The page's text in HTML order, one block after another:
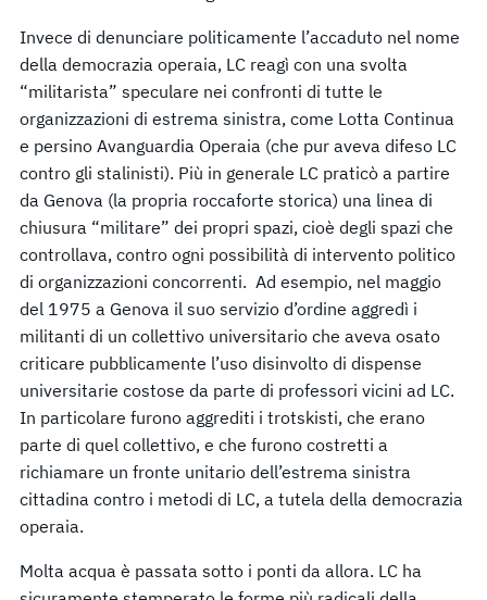
Invece di denunciare politicamente l’accaduto nel nome
della democrazia operaia, LC reagì con una svolta
“militarista” speculare nei confronti di tutte le
organizzazioni di estrema sinistra, come Lotta Continua
e persino Avanguardia Operaia (che pur aveva difeso LC
contro gli stalinisti). Più in generale LC praticò a partire
da Genova (la propria roccaforte storica) una linea di
chiusura “militare” dei propri spazi, cioè degli spazi che
controllava, contro ogni possibilità di intervento politico
di organizzazioni concorrenti. Ad esempio, nel maggio
del 1975 a Genova il suo servizio d’ordine aggredì i
militanti di un collettivo universitario che aveva osato
criticare pubblicamente l’uso disinvolto di dispense
universitarie costose da parte di professori vicini ad LC.
In particolare furono aggrediti i trotskisti, che erano
parte di quel collettivo, e che furono costretti a
richiamare un fronte unitario dell’estrema sinistra
cittadina contro i metodi di LC, a tutela della democrazia
operaia.
Molta acqua è passata sotto i ponti da allora. LC ha